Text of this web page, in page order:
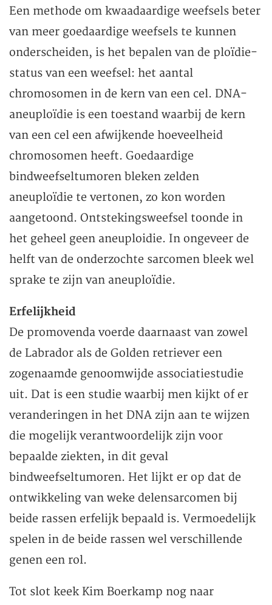
Een methode om kwaadaardige weefsels beter
van meer goedaardige weefsels te kunnen
onderscheiden, is het bepalen van de ploïdie-
status van een weefsel: het aantal
chromosomen in de kern van een cel. DNA-
aneuploïdie is een toestand waarbij de kern
van een cel een afwijkende hoeveelheid
chromosomen heeft. Goedaardige
bindweefseltumoren bleken zelden
aneuploïdie te vertonen, zo kon worden
aangetoond. Ontstekingsweefsel toonde in
het geheel geen aneuploidie. In ongeveer de
helft van de onderzochte sarcomen bleek wel
sprake te zijn van aneuploïdie.
Erfelijkheid
De promovenda voerde daarnaast van zowel
de Labrador als de Golden retriever een
zogenaamde genoomwijde associatiestudie
uit. Dat is een studie waarbij men kijkt of er
veranderingen in het DNA zijn aan te wijzen
die mogelijk verantwoordelijk zijn voor
bepaalde ziekten, in dit geval
bindweefseltumoren. Het lijkt er op dat de
ontwikkeling van weke delensarcomen bij
beide rassen erfelijk bepaald is. Vermoedelijk
spelen in de beide rassen wel verschillende
genen een rol.
Tot slot keek Kim Boerkamp nog naar